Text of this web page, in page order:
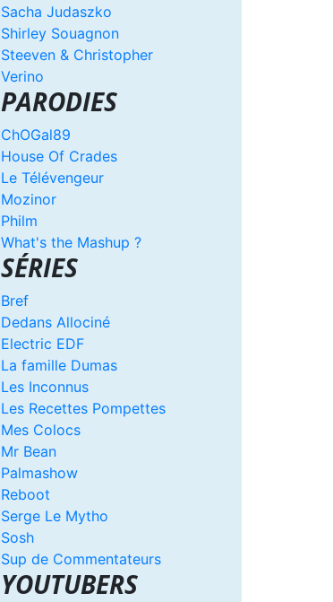
Sacha Judaszko
Shirley Souagnon
Steeven & Christopher
Verino
PARODIES
ChOGal89
House Of Crades
Le Télévengeur
Mozinor
Philm
What's the Mashup ?
SÉRIES
Bref
Dedans Allociné
Electric EDF
La famille Dumas
Les Inconnus
Les Recettes Pompettes
Mes Colocs
Mr Bean
Palmashow
Reboot
Serge Le Mytho
Sosh
Sup de Commentateurs
YOUTUBERS